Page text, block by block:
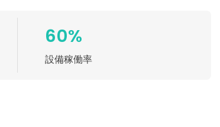
60%
設備稼働率